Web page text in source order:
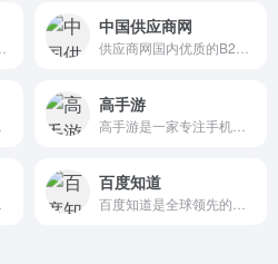
中国供应商网
高手游
百度知道